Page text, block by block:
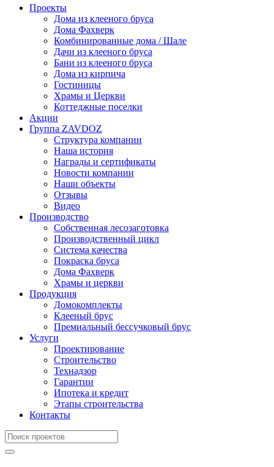
Проекты
Дома из клееного бруса
Дома Фахверк
Комбинированные дома / Шале
Дачи из клееного бруса
Бани из клееного бруса
Дома из кирпича
Гостиницы
Храмы и Церкви
Коттеджные поселки
Акции
Группа ZAVDOZ
Структура компании
Наша история
Награды и сертификаты
Новости компании
Наши объекты
Отзывы
Видео
Производство
Собственная лесозаготовка
Производственный цикл
Система качества
Покраска бруса
Дома Фахверк
Храмы и церкви
Продукция
Домокомплекты
Клееный брус
Премиальный бессучковый брус
Услуги
Проектирование
Строительство
Технадзор
Гарантии
Ипотека и кредит
Этапы строительства
Контакты